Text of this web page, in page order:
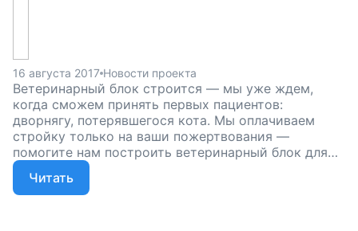
16 августа 2017 Новости проекта
Ветеринарный блок строится — мы уже ждем,
когда сможем принять первых пациентов:
дворнягу, потерявшегося кота. Мы оплачиваем
стройку только на ваши пожертвования —
помогите нам построить ветеринарный блок для
бездомных животных, поддержите наш проект.
Читать